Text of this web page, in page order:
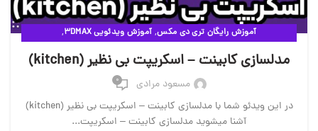
آموزش رایگان تری دی مکس, آموزش ویدئویی 3DMAX ,
مقالات آموزشی وی ری
مدلسازی کابینت – اسکریپت بی نظیر (kitchen)
مسعود مرادی 0
در این ویدئو شما با مدلسازی کابینت – اسکریپت بی نظیر (kitchen)
آشنا میشوید مدلسازی کابینت – اسکریپت...